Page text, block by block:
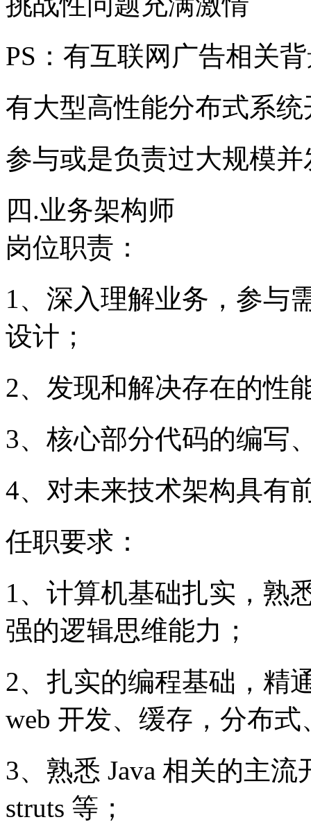
PS：有互联网广告相关
有大型高性能分布式系
参与或是负责过大规模
四.业务架构师
岗位职责：
1、深入理解业务，参与
设计；
2、发现和解决存在的性
3、核心部分代码的编写
4、对未来技术架构具有
任职要求：
1、计算机基础扎实，熟
强的逻辑思维能力；
2、扎实的编程基础，精
web 开发、缓存，分布
3、熟悉 Java 相关的主
struts 等；